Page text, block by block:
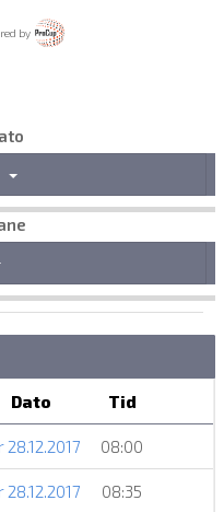
by
Dato Tid
28.12.2017 08:00
28.12.2017 08:35